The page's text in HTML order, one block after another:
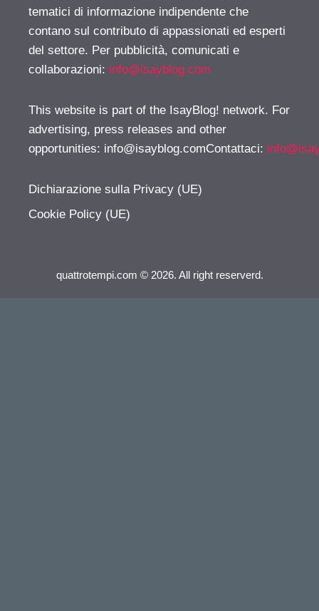
tematici di informazione indipendente che
contano sul contributo di appassionati ed esperti
del settore. Per pubblicità, comunicati e
collaborazioni: info@isayblog.com
This website is part of the IsayBlog! network. For
advertising, press releases and other
opportunities: info@isayblog.comContattaci:
Dichiarazione sulla Privacy (UE)
Cookie Policy (UE)
quattrotempi.com © 2026. All right reserverd.